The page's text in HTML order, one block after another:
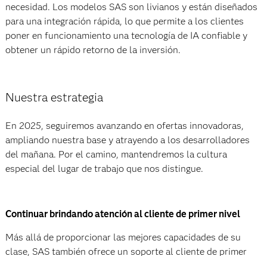
necesidad. Los modelos SAS son livianos y están diseñados
para una integración rápida, lo que permite a los clientes
poner en funcionamiento una tecnología de IA confiable y
obtener un rápido retorno de la inversión.
Nuestra estrategia
En 2025, seguiremos avanzando en ofertas innovadoras,
ampliando nuestra base y atrayendo a los desarrolladores
del mañana. Por el camino, mantendremos la cultura
especial del lugar de trabajo que nos distingue.
Continuar brindando atención al cliente de primer nivel
Más allá de proporcionar las mejores capacidades de su
clase, SAS también ofrece un soporte al cliente de primer